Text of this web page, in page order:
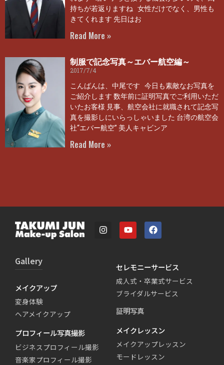
持ちが若返りますね 女性だけでなく、男性も
きてくれます 先日はお
Read More »
制服で記念写真～エバー航空編～
2017/7/4
こんばんは、中尾です 今日も素敵なお写真を
ご紹介します 数年前に証明写真でご利用いただ
いたお客様 見事、航空会社に就職されて記念写
真を撮影しにいらっしゃいました 台湾の航空会
社“エバー航空” 美人キャビンア
Read More »
Gallery
メイクアップ
変身体験
ヘアメイクアップ
プロフィール写真撮影
ビジネスプロフィール撮影
音楽家プロフィール撮影
セレモニーサービス
成人式・卒業式サービス
ブライダルサービス
証明写真
メイクレッスン
メイクアップレッスン
モードレッスン